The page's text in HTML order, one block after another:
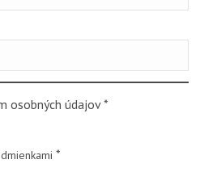
osobných údajov*
*